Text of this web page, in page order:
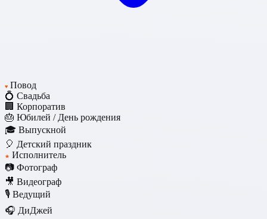
♥ Повод
💍 Свадьба
🏢 Корпоратив
🎂 Юбилей / День рождения
🎓 Выпускной
🎈 Детский праздник
★ Исполнитель
📷 Фотограф
🎥 Видеограф
🎙️ Ведущий
🎧 ДиДжей